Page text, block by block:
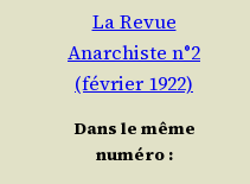
La Revue
Anarchiste n°2
(février 1922)
Dans le même
numéro :